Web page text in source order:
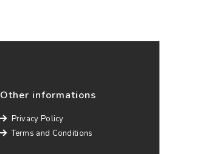
Other informations
Privacy Policy
Terms and Conditions